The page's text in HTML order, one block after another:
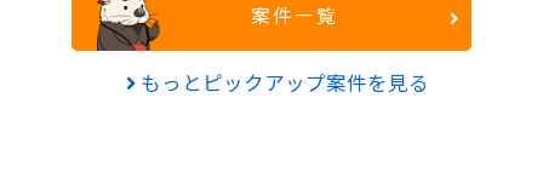
案件一覧
もっとピックアップ案件を見る